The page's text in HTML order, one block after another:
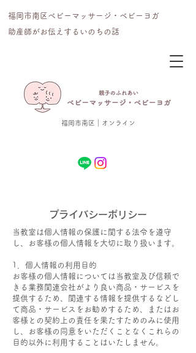
福岡市南区｜オンライン
福岡市南区ベビーマッサージ・ベビーヨガ
​助産師がお伝えするいのちの話
​プライバシーポリシー
当教室は個人情報の保護に関する法令を遵守
し、お客様の個人情報を大切に取り扱います。
1．個人情報の利用目的
お客様の個人情報については当教室及び信頼で
きる業務関連会社がより良い商品・サービスを
提供するため、関連する情報を提供するなどし
て商品・サービスをお勧めするため、またはお
客様との契約上の責任を果たすためのみに使用
し、お客様の同意をいただくことなくこれらの
目的以外に利用することはいたしません。